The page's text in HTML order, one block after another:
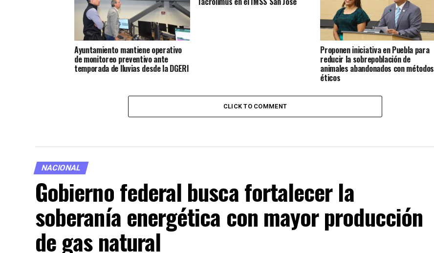
Ayuntamiento mantiene operativo
de monitoreo preventivo ante
temporada de lluvias desde la DGERI
Proponen iniciativa en Puebla para
reducir la sobrepoblación de
animales abandonados con métodos
éticos
CLICK TO COMMENT
NACIONAL
Gobierno federal busca fortalecer la
soberanía energética con mayor producción
de gas natural